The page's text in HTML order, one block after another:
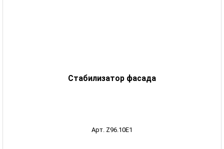
Стабилизатор фасада
Арт. Z96.10E1